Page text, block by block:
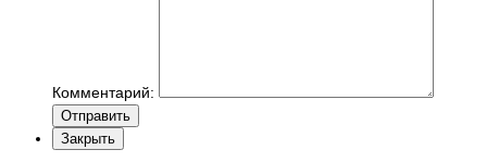
Комментарий:
Отправить
Закрыть